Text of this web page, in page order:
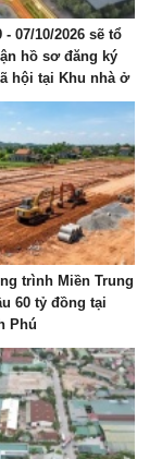
07/10/2026 sẽ tổ
hồ sơ đăng ký
hội tại Khu nhà ở
Vinh Lộc
trình Miền Trung
60 tỷ đồng tại
Phú